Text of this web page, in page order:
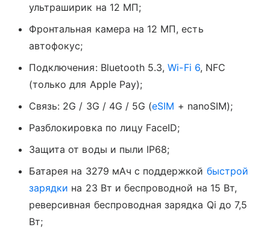
ультраширик на 12 МП;
Фронтальная камера на 12 МП, есть
автофокус;
Подключения: Bluetooth 5.3,Wi-Fi 6, NFC
(только для Apple Pay);
Связь: 2G / 3G / 4G / 5G (eSIM + nanoSIM);
Разблокировка по лицу FaceID;
Защита от воды и пыли IP68;
Батарея на 3279 мАч с поддержкой быстрой
зарядки на 23 Вт и беспроводной на 15 Вт,
реверсивная беспроводная зарядка Qi до 7,5
Вт;